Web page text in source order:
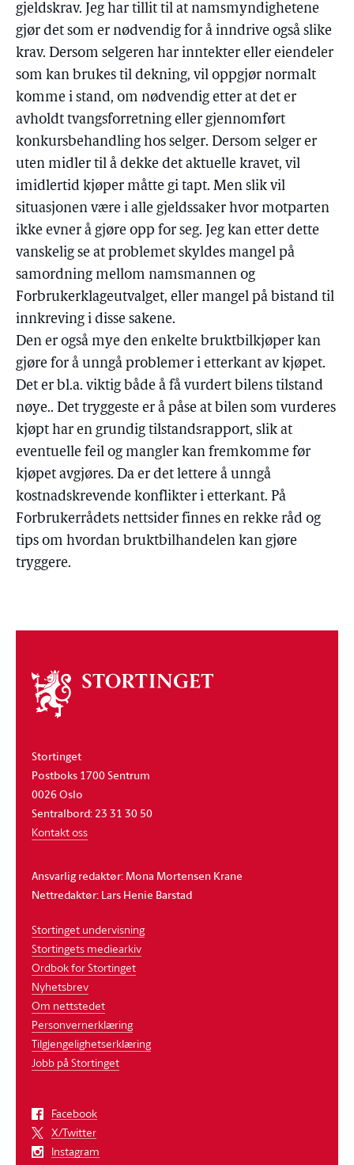
gjeldskrav. Jeg har tillit til at namsmyndighetene
gjør det som er nødvendig for å inndrive også slike
krav. Dersom selgeren har inntekter eller eiendeler
som kan brukes til dekning, vil oppgjør normalt
komme i stand, om nødvendig etter at det er
avholdt tvangsforretning eller gjennomført
konkursbehandling hos selger. Dersom selger er
uten midler til å dekke det aktuelle kravet, vil
imidlertid kjøper måtte gi tapt. Men slik vil
situasjonen være i alle gjeldssaker hvor motparten
ikke evner å gjøre opp for seg. Jeg kan etter dette
vanskelig se at problemet skyldes mangel på
samordning mellom namsmannen og
Forbrukerklageutvalget, eller mangel på bistand til
innkreving i disse sakene.
Den er også mye den enkelte bruktbilkjøper kan
gjøre for å unngå problemer i etterkant av kjøpet.
Det er bl.a. viktig både å få vurdert bilens tilstand
nøye.. Det tryggeste er å påse at bilen som vurderes
kjøpt har en grundig tilstandsrapport, slik at
eventuelle feil og mangler kan fremkomme før
kjøpet avgjøres. Da er det lettere å unngå
kostnadskrevende konflikter i etterkant. På
Forbrukerrådets nettsider finnes en rekke råd og
tips om hvordan bruktbilhandelen kan gjøre
tryggere.
Om
stortinget
Stortinget
Postboks 1700 Sentrum
0026 Oslo
Sentralbord: 23 31 30 50
Kontakt oss
Ansvarlig redaktør: Mona Mortensen Krane
Nettredaktør: Lars Henie Barstad
Stortinget undervisning
Stortingets mediearkiv
Ordbok for Stortinget
Nyhetsbrev
Om nettstedet
Personvernerklæring
Tilgjengelighetserklæring
Jobb på Stortinget
Facebook
X/Twitter
Instagram